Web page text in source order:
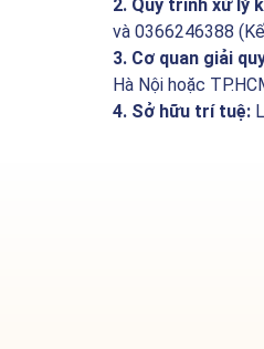
2. Quy trình xử lý
và 0366246388
3. Cơ quan giải
Hà Nội hoặc
4. Sở hữu trí tuệ: